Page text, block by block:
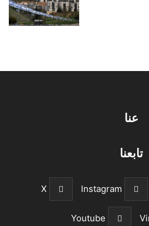
عنا
تابعنا
Instagram
X
Youtube